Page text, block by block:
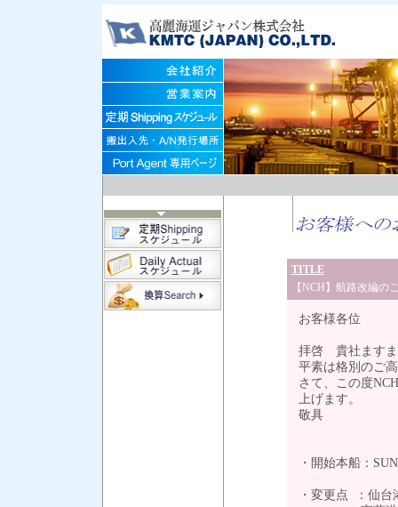
TITLE
【NCH】航路改編の
お客様各位
拝啓 貴社ますま
平素は格別のご
さて、この度
上げます。
敬具
・開始本船：
・変更点 ：仙台